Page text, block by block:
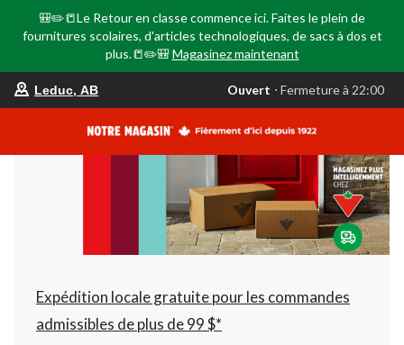
🎒✏️📒Le Retour en classe commence ici. Faites le plein de
fournitures scolaires, d'articles technologiques, de sacs à dos et
plus.📒✏️🎒 Magasinez maintenant
votre
est
AB,
Ouvert,
Fermeture
à
22:00
changer
Leduc, AB Ouvert ⋅ Fermeture à 22:00
Expédition locale gratuite pour les commandes
admissibles de plus de 99 $*